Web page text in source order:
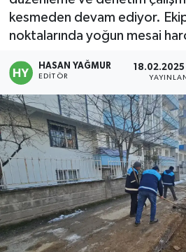
kesmeden devam ediyor.
noktalarında yoğun mesai
HASAN YAĞMUR
EDITÖR
18.02.2025
Kültür & Sanat
Magazin
Politika
Sağlık
Spor
Teknoloji
Yaşam
Son Dakika Haberleri
Haber Arşivi